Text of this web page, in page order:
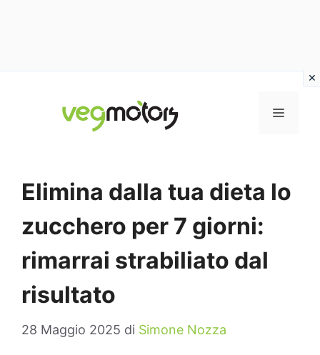
MENU
Elimina dalla tua dieta lo
zucchero per 7 giorni:
rimarrai strabiliato dal
risultato
28 Maggio 2025 di Simone Nozza